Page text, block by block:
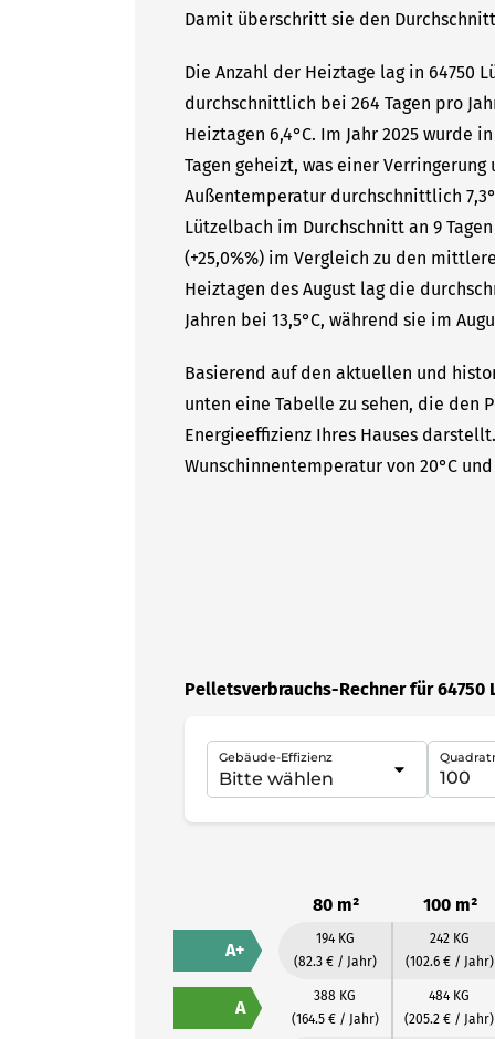
Damit überschritt sie den Durchschnitt
Die Anzahl der Heiztage lag in 64750
durchschnittlich bei 264 Tagen pro
Heiztagen 6,4°C. Im Jahr 2025 wurde
Tagen geheizt, was einer
Außentemperatur durchschnittlich
Lützelbach im Durchschnitt an 9 Tagen
(+25,0%%) im Vergleich zu den
Heiztagen des August lag die
Jahren bei 13,5°C, während sie im
Basierend auf den aktuellen und
unten eine Tabelle zu sehen, die den
Energieeffizienz Ihres Hauses
Wunschinnentemperatur von 20°C
Pelletsverbrauchs-Rechner für 64750
Gebäude-Effizienz
80 m² 100 m²
A+
194 KG
(82.3 € / Jahr)
242 KG
(102.6 € / Jahr)
A
388 KG
(164.5 € / Jahr)
484 KG
(205.2 € / Jahr)